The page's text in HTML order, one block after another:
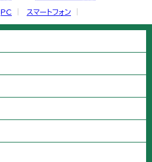
PC スマートフォン